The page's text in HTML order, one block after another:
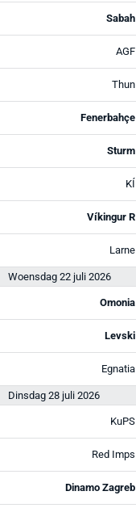
Sabah
AGF
Thun
Fenerbahçe
Sturm
KÍ
Víkingur R
Larne
Woensdag 22 juli 2026
Omonia
Levski
Egnatia
Dinsdag 28 juli 2026
KuPS
Red Imps
Dinamo Zagreb